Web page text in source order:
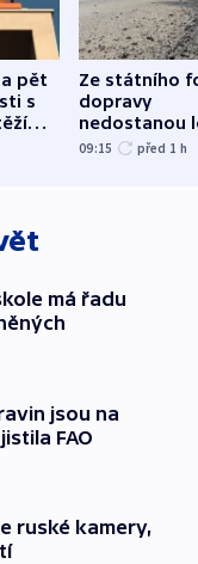
pět
s
Ze státního
dopravy
nedostanou
kraje na
09:15 před 1 h
má řadu
jsou na
FAO
ruské kamery,